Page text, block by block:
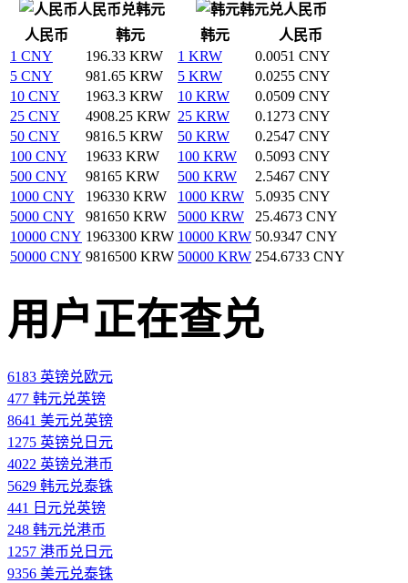
人民币兑韩元
韩元兑人民币
人民币
韩元 韩元
人民币
1 CNY
196.33 KRW 1 KRW
0.0051 CNY
5 CNY
981.65 KRW 5 KRW
0.0255 CNY
10 CNY
1963.3 KRW 10 KRW
0.0509 CNY
25 CNY
4908.25 KRW 25 KRW
0.1273 CNY
50 CNY
9816.5 KRW 50 KRW
0.2547 CNY
100 CNY
19633 KRW 100 KRW
0.5093 CNY
500 CNY
98165 KRW 500 KRW
2.5467 CNY
1000 CNY
196330 KRW 1000 KRW
5.0935 CNY
5000 CNY
981650 KRW 5000 KRW
25.4673 CNY
10000 CNY 1963300 KRW 10000 KRW 50.9347 CNY
50000 CNY 9816500 KRW 50000 KRW 254.6733 CNY
用户正在查兑
6183 英镑兑欧元
477 韩元兑英镑
8641 美元兑英镑
1275 英镑兑日元
4022 英镑兑港币
5629 韩元兑泰铢
441 日元兑英镑
248 韩元兑港币
1257 港币兑日元
9356 美元兑泰铢